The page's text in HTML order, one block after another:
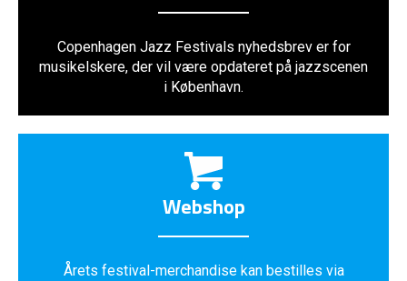
Copenhagen Jazz Festivals nyhedsbrev er for
musikelskere, der vil være opdateret på jazzscenen
i København.
Webshop
Årets festival-merchandise kan bestilles via